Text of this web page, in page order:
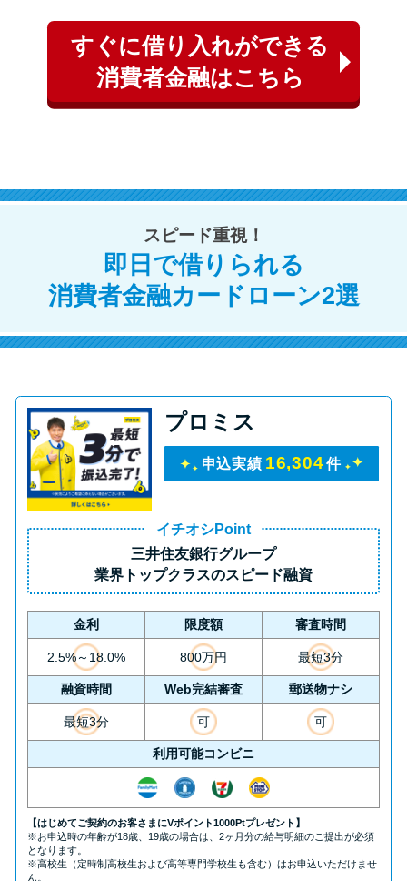
申し込みブラックとは?判断の目
安や審査に通らない理由
アコムはブラックでも審査に通
る？ 自分がブラックか確かめる
方法
アコムとレイクどっちがいい
プロミスの返済方法を徹底解
説！ もっとも便利でお得な返済
方法はどれ？
年収が低い＆他社借入があると
落ちる？バンクイックの口コミ
を分析
みずほ銀行カードローンの問い
合わせ先とシーン別の問い合わ
せ方法
すぐに借り入れができる
消費者金融はこちら
スピード重視！
即日で借りられる
消費者金融カードローン2選
プロミス
申込実績 16,304 件
イチオシPoint
三井住友銀行グループ
業界トップクラスのスピード融資
金利 限度額 審査時間
2.5%～18.0% 800万円 最短3分
融資時間 Web完結審査 郵送物ナシ
最短3分 可 可
利用可能コンビニ
【はじめてご契約のお客さまにVポイント1000Ptプレゼント】
※お申込時の年齢が18歳、19歳の場合は、2ヶ月分の給与明細のご提出が必須
となります。
※高校生（定時制高校生および高等専門学校生も含む）はお申込いただけませ
ん。